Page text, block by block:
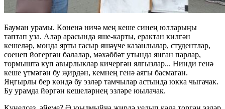
Бауман урамы. Көненә ничә мең кеше синең юлларыңы
таптап уза. Алар арасында яше-карты, ерактан килгән
кешеләр, монда ярты гасыр яшәүче казанлылар, студентлар,
сөенеп йөгергән балалар, мәхәббәт утында янган парлар,
тормышта күп авырлыклар кичергән ялгызлар... Нинди генә
кеше үтмәгән бу җирдән, кемнең генә аягы басмаган.
Яңгырлы бер көндә бу эзләр тамчылар астында юкка чыгачак.
Бу урамда йөргән кешеләрнең эзләре юылачак.